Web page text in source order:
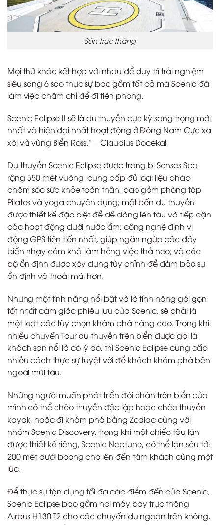
Sàn trực thăng
Mọi thứ khác kết hợp với nhau để duy trì trải nghiệm
siêu sang 6 sao thực sự bao gồm tất cả mà Scenic đã
làm việc chăm chỉ để đi tiên phong.
Scenic Eclipse II sẽ là du thuyền cực kỳ sang trọng mới
nhất và hiện đại nhất hoạt động ở Đông Nam Cực xa
xôi và vùng Biển Ross.” – Claudius Docekal
Du thuyền Scenic Eclipse được trang bị Senses Spa
rộng 550 mét vuông, cung cấp đủ loại liệu pháp
chăm sóc sức khỏe toàn thân, bao gồm phòng tập
Pilates và yoga chuyên dụng; một bến du thuyền
được thiết kế đặc biệt để dễ dàng lên tàu và tiếp cận
các hoạt động dưới nước ấm; công nghệ định vị
động GPS tiên tiến nhất, giúp ngăn ngừa các đáy
biển nhạy cảm khỏi làm hỏng việc thả neo; và các
bộ ổn định được xây dựng tùy chỉnh để đảm bảo sự
ổn định và thoải mái hơn.
Nhưng một tính năng nổi bật và là tính năng gói gọn
tốt nhất cảm giác phiêu lưu của Scenic, sẽ phải là
một loạt các tùy chọn khám phá nâng cao. Trong khi
nhiều chuyến Tour du thuyền trên biển được gọi là
khách sạn nổi là có lý do, thì Scenic Eclipse cung cấp
nhiều cách thực sự tuyệt vời để khách khám phá bên
ngoài mũi tàu.
Những người muốn phát triển đôi chân trên biển của
mình có thể chèo thuyền độc lập hoặc chèo thuyền
kayak, hoặc đi khám phá bằng Zodiac cùng với
nhóm Scenic Discovery, trong khi một chiếc tàu lặn
được thiết kế riêng, Scenic Neptune, có thể lặn sâu tới
200 mét dưới boong cho lên đến tám khách cùng một
lúc.
Để thực sự tận dụng tối đa các điểm đến của Scenic,
Scenic Eclipse bao gồm hai máy bay trực thăng
Airbus H130-T2 cho các chuyến du ngoạn trên không.